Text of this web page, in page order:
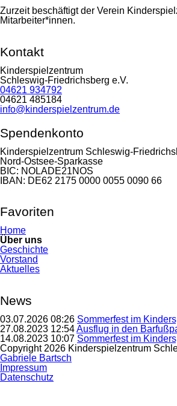
Zurzeit beschäftigt der Verein
Mitarbeiter*innen.
Kontakt
Kinderspielzentrum
Schleswig-Friedrichsberg e.V.
04621 934792
04621 485184
info@kinderspielzentrum.de
Spendenkonto
Kinderspielzentrum Schleswig-
Nord-Ostsee-Sparkasse
BIC: NOLADE21NOS
IBAN: DE62 2175 0000 0055 0090 66
Favoriten
Navigation
überspringen
Home
Über uns
Geschichte
Vorstand
Aktuelles
News
03.07.2026 08:26 Sommerfest im
27.08.2023 12:54Ausflug in den
14.08.2023 10:07 Sommerfest im
Copyright 2026 Kinderspielzentrum
Gabriele Bartsch
Navigation
überspringen
Impressum
Datenschutz